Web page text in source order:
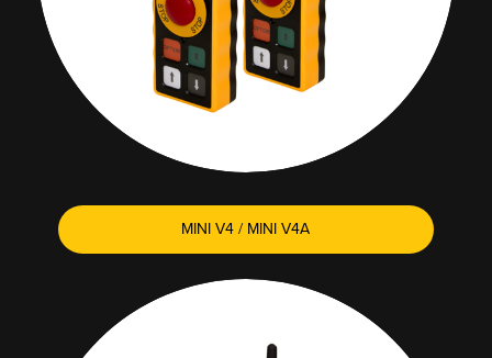
MINI V4 / MINI V4A